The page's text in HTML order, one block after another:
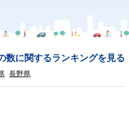
数に関するランキングを見る
長野県